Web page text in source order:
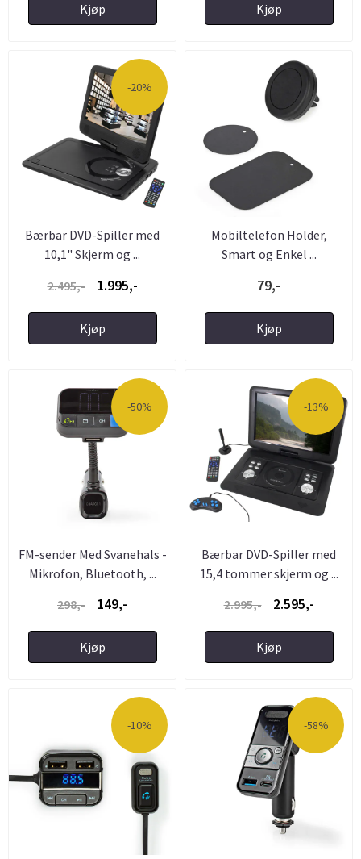
Kjøp Kjøp
-20%
Bærbar DVD-Spiller med
10,1" Skjerm og ...
2.495,-
1.995,-
Kjøp
Mobiltelefon Holder,
Smart og Enkel ...
79,-
Kjøp
-50%
FM-sender Med Svanehals -
Mikrofon, Bluetooth, ...
298,-
149,-
Kjøp
-13%
Bærbar DVD-Spiller med
15,4 tommer skjerm og ...
2.995,-
2.595,-
Kjøp
-10% -58%